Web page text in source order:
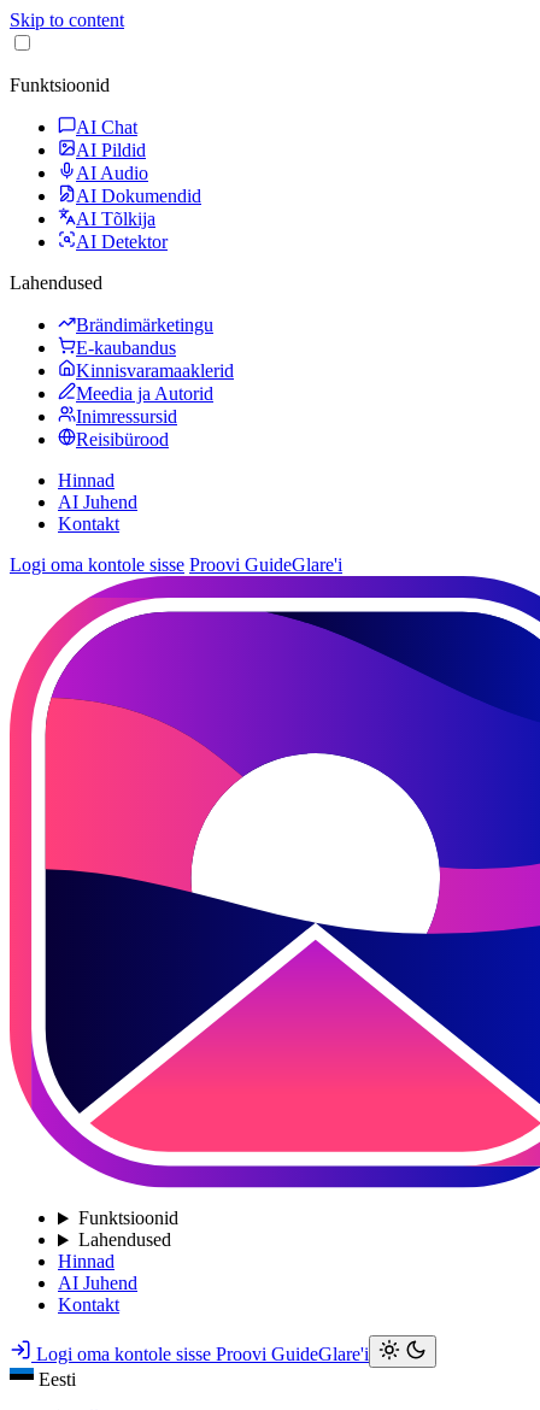
Skip to content
Funktsioonid
AI Chat
AI Pildid
AI Audio
AI Dokumendid
AI Tõlkija
AI Detektor
Lahendused
Brändimärketingu
E-kaubandus
Kinnisvaramaaklerid
Meedia ja Autorid
Inimressursid
Reisibürood
Hinnad
AI Juhend
Kontakt
Logi oma kontole sisse Proovi GuideGlare'i
Funktsioonid
Lahendused
Hinnad
AI Juhend
Kontakt
Logi oma kontole sisse Proovi GuideGlare'i
Eesti